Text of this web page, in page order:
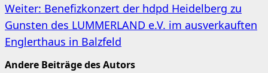
Weiter: Benefizkonzert der hdpd Heidelberg zu
Gunsten des LUMMERLAND e.V. im ausverkauften
Englerthaus in Balzfeld
Andere Beiträge des Autors